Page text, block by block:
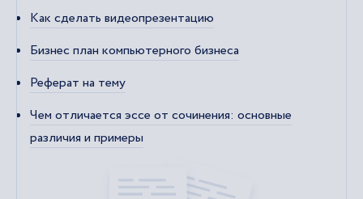
Как сделать видеопрезентацию
Бизнес план компьютерного бизнеса
Реферат на тему
Чем отличается эссе от сочинения: основные
различия и примеры